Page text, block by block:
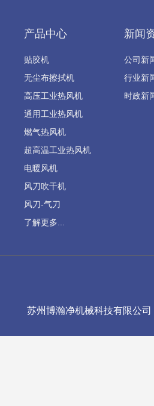
产品中心
贴胶机
无尘布擦拭机
高压工业热风机
通用工业热风机
燃气热风机
超高温工业热风机
电暖风机
风刀吹干机
风刀-气刀
了解更多...
新闻
公司新
行业新
时政新
苏州博瀚净机械科技有限公